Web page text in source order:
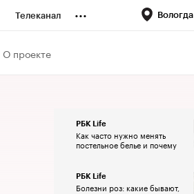
Телеканал ... Вологда
О проекте
РБК Life
Как часто нужно менять
постельное белье и почему
РБК Life
Болезни роз: какие бывают,